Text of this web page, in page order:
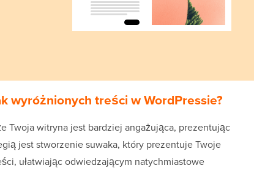
wyróżnionych treści w WordPressie?
Twoja witryna jest bardziej angażująca, prezentując
jest stworzenie suwaka, który prezentuje Twoje
ułatwiając odwiedzającym natychmiastowe